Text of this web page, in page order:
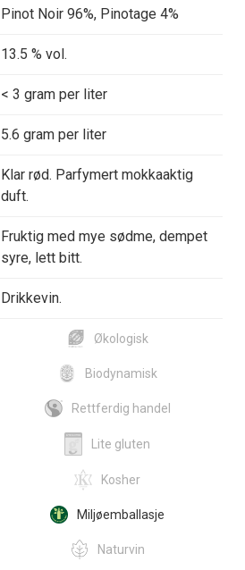
Pinot Noir 96%, Pinotage 4%
13.5 % vol.
< 3 gram per liter
5.6 gram per liter
Klar rød. Parfymert mokkaaktig
duft.
Fruktig med mye sødme, dempet
syre, lett bitt.
Drikkevin.
Økologisk
Biodynamisk
Rettferdig handel
Lite gluten
Kosher
Miljøemballasje
Naturvin